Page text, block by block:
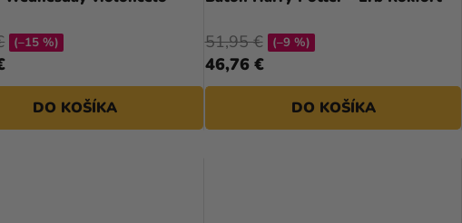
(–15 %)
DO KOŠÍKA
46,76 €
51,95 € (–9 %)
DO KOŠÍKA